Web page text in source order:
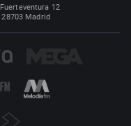
12
Madrid